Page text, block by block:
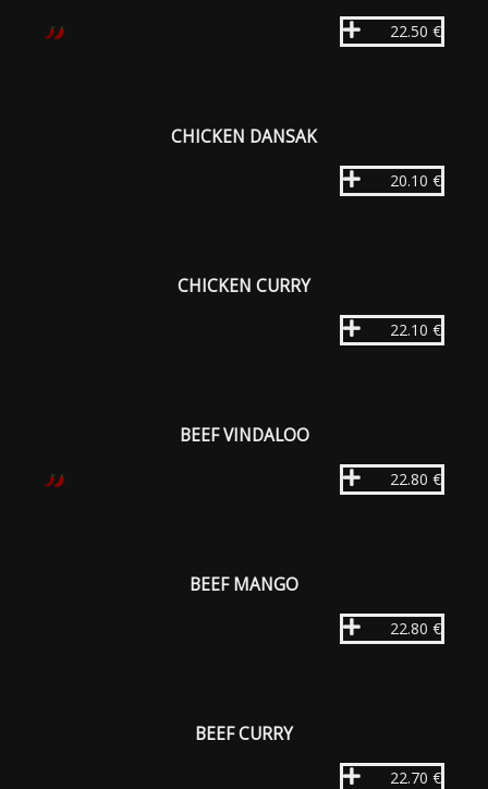
22.50 €
CHICKEN DANSAK
20.10 €
CHICKEN CURRY
22.10 €
BEEF VINDALOO
22.80 €
BEEF MANGO
22.80 €
BEEF CURRY
22.70 €